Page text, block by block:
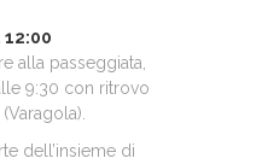
alla passeggiata,
9:30 con ritrovo
dell’insieme di